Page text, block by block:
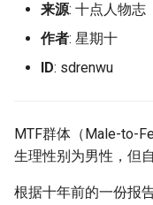
来源: 十点人物志
作者: 星期十
ID: sdrenwu
MTF群体（Male-to-
生理性别为男性，但
根据十年前的一份报